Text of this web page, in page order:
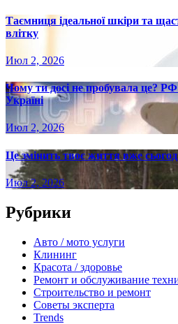
Таємниця ідеальної шкіри та
влітку
Июл 2, 2026
Чому ти досі не пробувала це? РФ
Україні
Июл 2, 2026
Це змінить твоє життя вже
Июл 2, 2026
Рубрики
Авто / мото услуги
Клининг
Красота / здоровье
Ремонт и обслуживание
Строительство и ремонт
Советы эксперта
Trends